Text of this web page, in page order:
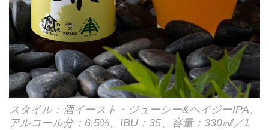
スタイル：酒イースト・ジューシー&ヘイジーIPA、
アルコール分：6.5%、IBU：35、容量：330㎖／1